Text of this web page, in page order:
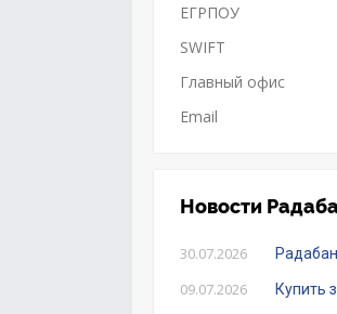
ЕГРПОУ
SWIFT
Главный офис
Email
Новости
30.07.2026
09.07.2026 Купить